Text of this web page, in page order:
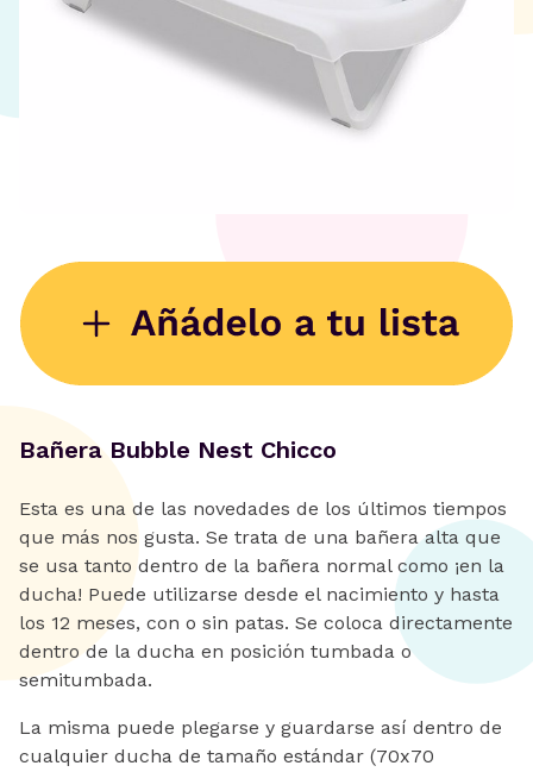
Bañera Bubble Nest Chicco
Esta es una de las novedades de los últimos tiempos
que más nos gusta. Se trata de una bañera alta que
se usa tanto dentro de la bañera normal como ¡en la
ducha! Puede utilizarse desde el nacimiento y hasta
los 12 meses, con o sin patas. Se coloca directamente
dentro de la ducha en posición tumbada o
semitumbada.
La misma puede plegarse y guardarse así dentro de
cualquier ducha de tamaño estándar (70x70